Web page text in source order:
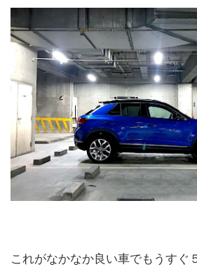
これがなかなか良い車でもうすぐ